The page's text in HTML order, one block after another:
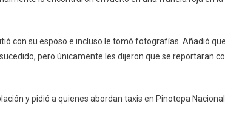
con su esposo e incluso le tomó fotografías. Añadió
pero únicamente les dijeron que se reportaran
y pidió a quienes abordan taxis en Pinotepa